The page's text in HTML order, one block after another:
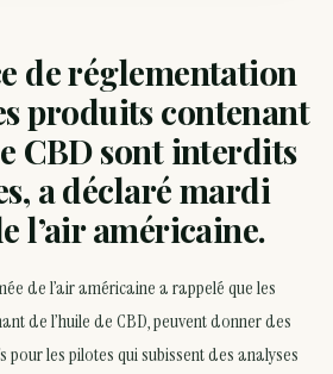
de réglementation
produits contenant
CBD sont interdits
a déclaré mardi
l’air américaine.
de l’air américaine a rappelé que les
de l’huile de CBD, peuvent donner des
pour les pilotes qui subissent des analyses